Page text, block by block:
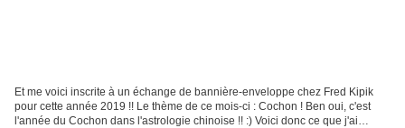
Et me voici inscrite à un échange de bannière-enveloppe chez Fred Kipik
pour cette année 2019 !! Le thème de ce mois-ci : Cochon ! Ben oui, c'est
l'année du Cochon dans l'astrologie chinoise !! :) Voici donc ce que j'ai